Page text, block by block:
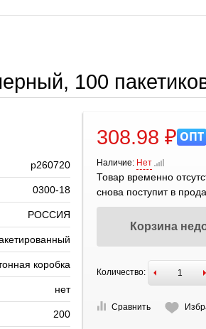
100
р260720
0300-18
РОССИЯ
коробка
нет
200
308.98 ₽ ОПТ
Наличие: Нет
Товар временно
снова поступит в
Корзина
Количество:
Сравнить